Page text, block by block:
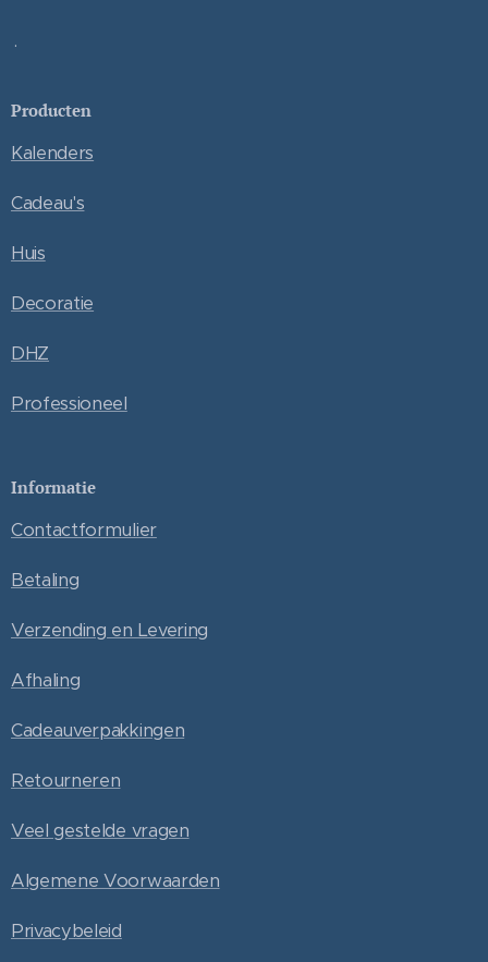
.
Producten
Kalenders
Cadeau's
Huis
Decoratie
DHZ
Professioneel
Informatie
Contactformulier
Betaling
Verzending en Levering
Afhaling
Cadeauverpakkingen
Retourneren
Veel gestelde vragen
Algemene Voorwaarden
Privacybeleid